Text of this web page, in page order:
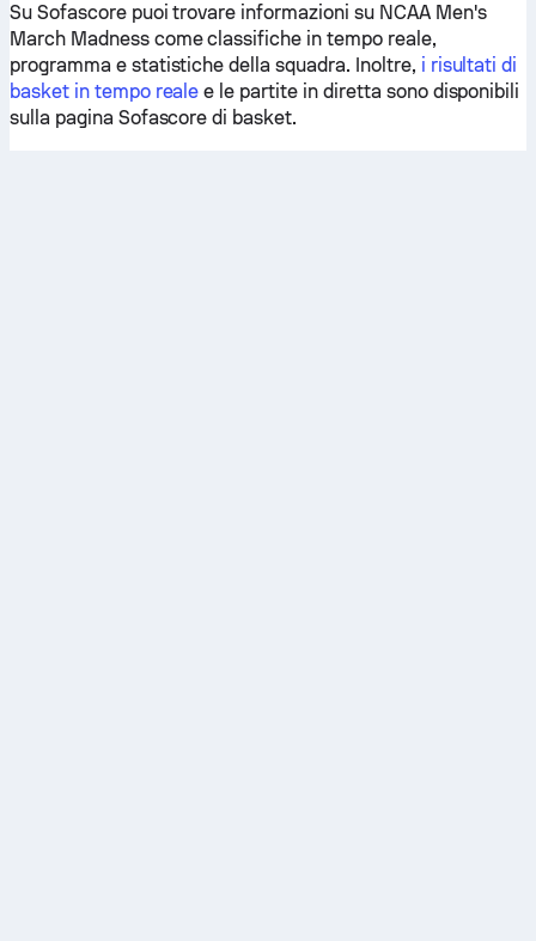
Su Sofascore puoi trovare informazioni su NCAA Men's
March Madness come classifiche in tempo reale,
programma e statistiche della squadra. Inoltre, i risultati di
basket in tempo reale e le partite in diretta sono disponibili
sulla pagina Sofascore di basket.